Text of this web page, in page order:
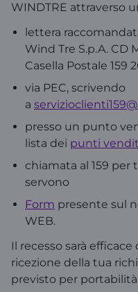
WINDTRE attraverso
lettera
Wind Tre S.p.A. CD
Casella Postale 159
via PEC, scrivendo
a
presso un punto
lista dei punti
chiamata al 159
servono
Form presente sul
WEB.
Il recesso sarà
ricezione della tua
previsto per